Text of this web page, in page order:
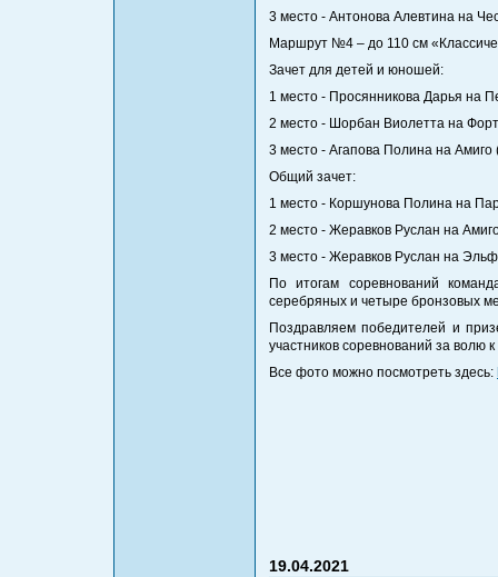
3 место - Антонова Алевтина на
Маршрут №4 – до 110 см
Зачет для детей и юношей:
1 место - Просянникова Дарья на
2 место - Шорбан Виолетта на
3 место - Агапова Полина на Амиго
Общий зачет:
1 место - Коршунова Полина на
2 место - Жеравков Руслан на
3 место - Жеравков Руслан на
По итогам соревнований
серебряных и четыре бронзовых
Поздравляем победителей и
участников соревнований за волю
Все фото можно посмотреть здесь:
19.04.2021